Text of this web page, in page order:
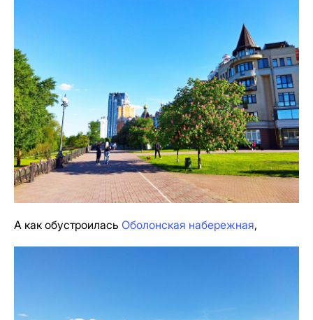
А как обустроилась Оболонская набережная,